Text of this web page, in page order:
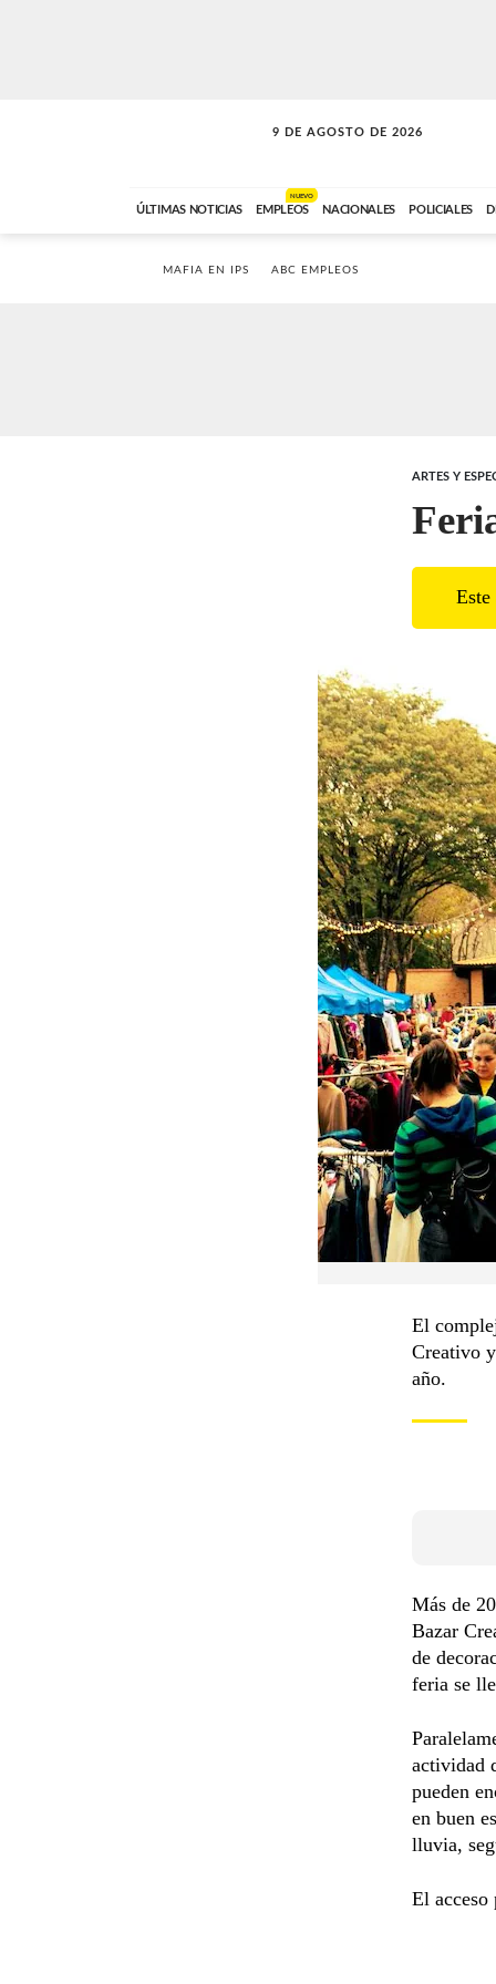
9 DE AGOSTO DE 2026
SOLO MÚSICA
ÚLTIMAS NOTICIAS EMPLEOS
NUEVO
NACIONALES POLICIALES
MAFIA EN IPS ABC EMPLEOS
ARTES Y
El
Creativo
año.
Más de
Bazar
de
feria se
actividad
pueden
en buen
lluvia,
El acceso